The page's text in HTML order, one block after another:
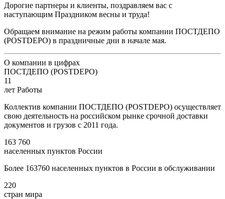
Дорогие партнеры и клиенты, поздравляем вас с
наступающим Праздником весны и труда!
Обращаем внимание на режим работы компании ПОСТДЕПО
(POSTDEPO) в праздничные дни в начале мая.
О компании в цифрах
ПОСТДЕПО (POSTDEPO)
11
лет Работы
Коллектив компании ПОСТДЕПО (POSTDEPO) осуществляет
свою деятельность на российском рынке срочной доставки
документов и грузов с 2011 года.
163 760
населенных пунктов России
Более 163760 населенных пунктов в России в обслуживании
220
стран мира